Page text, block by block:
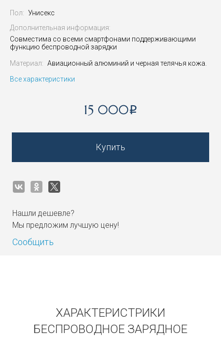
Пол: Унисекс
Дополнительная информация:
Совместима со всеми смартфонами поддерживающими
функцию беспроводной зарядки
Материал: Авиационный алюминий и черная телячья кожа.
Все характеристики
15 000i
Купить
Нашли дешевле?
Мы предложим лучшую цену!
Сообщить
ХАРАКТЕРИСТРИКИ
БЕСПРОВОДНОЕ ЗАРЯДНОЕ
Получать на почту